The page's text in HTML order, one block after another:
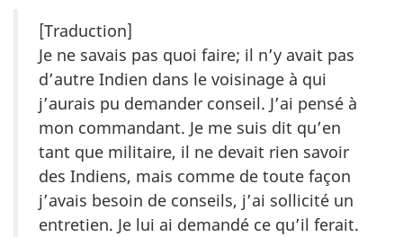
[Traduction]
Je ne savais pas quoi faire; il n’y avait pas
d’autre Indien dans le voisinage à qui
j’aurais pu demander conseil. J’ai pensé à
mon commandant. Je me suis dit qu’en
tant que militaire, il ne devait rien savoir
des Indiens, mais comme de toute façon
j’avais besoin de conseils, j’ai sollicité un
entretien. Je lui ai demandé ce qu’il ferait.